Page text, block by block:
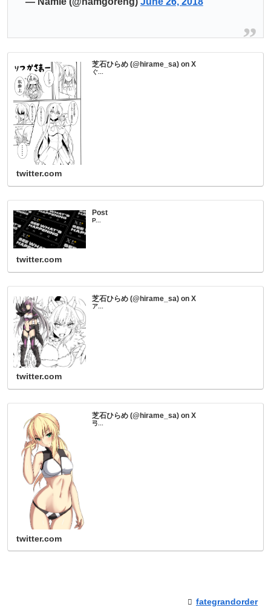
芝石ひらめ (@hirame_sa) on X
ぐ...
twitter.com
Post
P...
twitter.com
芝石ひらめ (@hirame_sa) on X
ア...
twitter.com
芝石ひらめ (@hirame_sa) on X
弓...
twitter.com
fategrandorder